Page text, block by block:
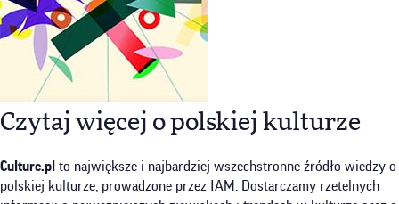
Czytaj więcej o polskiej kulturze
Culture.pl to największe i najbardziej wszechstronne źródło wiedzy o
polskiej kulturze, prowadzone przez IAM. Dostarczamy rzetelnych